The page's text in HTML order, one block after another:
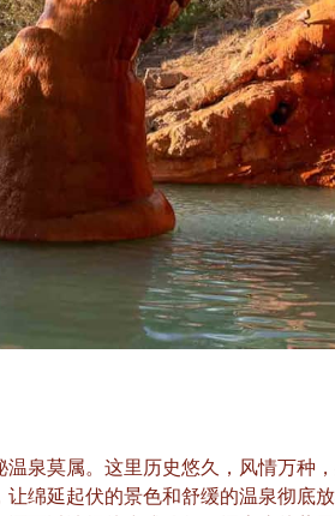
泉莫属。这里历史悠久，风情万种
绵延起伏的景色和舒缓的温泉彻底